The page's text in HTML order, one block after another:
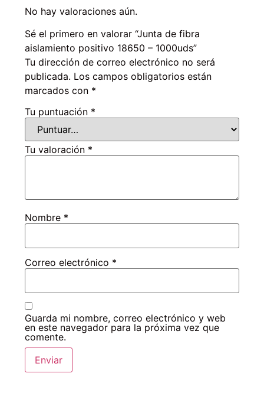
No hay valoraciones aún.
Sé el primero en valorar “Junta de fibra
aislamiento positivo 18650 – 1000uds”
Tu dirección de correo electrónico no será
publicada. Los campos obligatorios están
marcados con *
Tu puntuación *
Tu valoración *
Nombre *
Correo electrónico *
Guarda mi nombre, correo electrónico y web
en este navegador para la próxima vez que
comente.